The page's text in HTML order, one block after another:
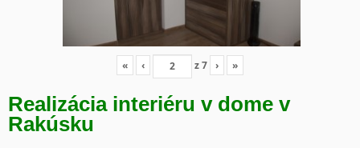
« ‹ z7 › »
Realizácia interiéru v dome v
Rakúsku